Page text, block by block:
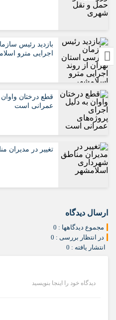
بازدید رئیس
اجرایی مترو
قطع درختان
عمرانی است
تغییر در مدیران
ارسال دیدگاه
مجموع دیدگاهها : 0
در انتظار بررسی : 0
انتشار یافته : 0
دیدگاه خود را اینجا بنویسید